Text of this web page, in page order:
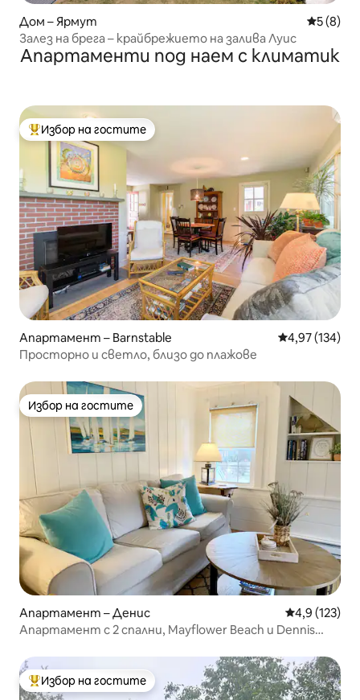
Дом – Ярмут Средна
5 (8)
Залез на брега – крайбрежието на залива Луис
Апартаменти под наем с климатик
Най-популярен избор на гостите
Избор на гостите
Апартамент – Barnstable Средна
4,97 (134)
Просторно и светло, близо до плажове
Избор на гостите
Избор на гостите
Апартамент – Денис Средна
4,9 (123)
Апартамент с 2 спални, Mayflower Beach и Dennis
Най-популярен избор на гостите
Избор на гостите